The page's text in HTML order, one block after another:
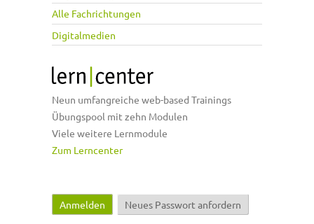
Alle Fachrichtungen
Digitalmedien
Neun umfangreiche web-based Trainings
Übungspool mit zehn Modulen
Viele weitere Lernmodule
Zum Lerncenter
Haupt-Reiter
Anmelden (aktiver Reiter)
Neues Passwort anfordern